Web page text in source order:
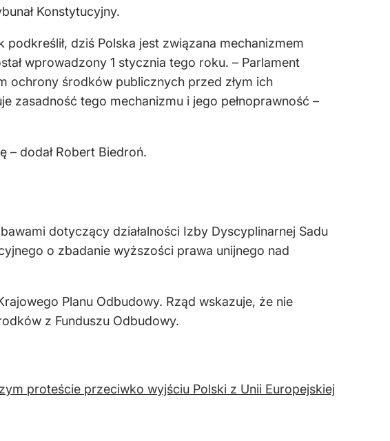
Konstytucyjny.
podkreślił, dziś Polska jest związana mechanizmem
wprowadzony 1 stycznia tego roku. – Parlament
ochrony środków publicznych przed złym ich
zasadność tego mechanizmu i jego pełnoprawność –
– dodał Robert Biedroń.
dotyczący działalności Izby Dyscyplinarnej Sadu
o zbadanie wyższości prawa unijnego nad
Planu Odbudowy. Rząd wskazuje, że nie
z Funduszu Odbudowy.
proteście przeciwko wyjściu Polski z Unii Europejskiej